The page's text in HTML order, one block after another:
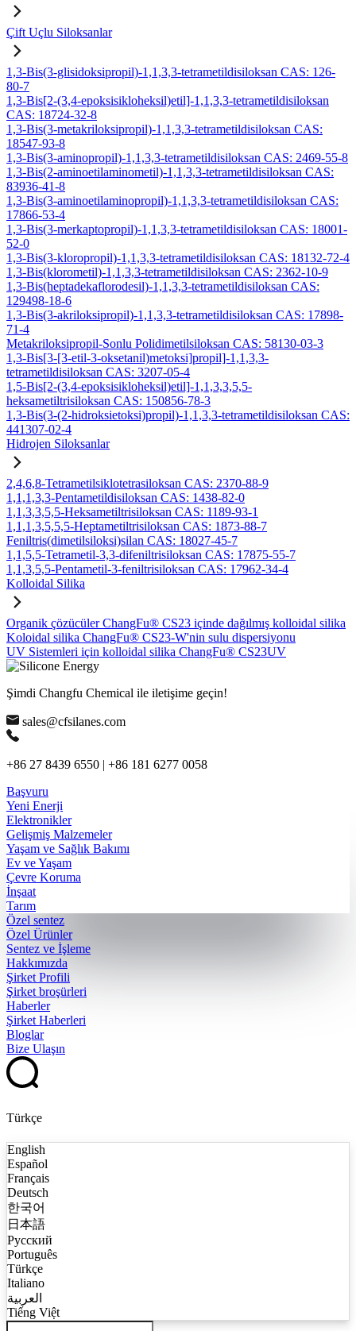
Çift Uçlu Siloksanlar
1,3-Bis(3-glisidoksipropil)-1,1,3,3-tetrametildisiloksan CAS: 126-
80-7
1,3-Bis[2-(3,4-epoksisikloheksil)etil]-1,1,3,3-tetrametildisiloksan
CAS: 18724-32-8
1,3-Bis(3-metakriloksipropil)-1,1,3,3-tetrametildisiloksan CAS:
18547-93-8
1,3-Bis(3-aminopropil)-1,1,3,3-tetrametildisiloksan CAS: 2469-55-8
1,3-Bis(2-aminoetilaminometil)-1,1,3,3-tetrametildisiloksan CAS:
83936-41-8
1,3-Bis(3-aminoetilaminopropil)-1,1,3,3-tetrametildisiloksan CAS:
17866-53-4
1,3-Bis(3-merkaptopropil)-1,1,3,3-tetrametildisiloksan CAS: 18001-
52-0
1,3-Bis(3-kloropropil)-1,1,3,3-tetrametildisiloksan CAS: 18132-72-4
1,3-Bis(klorometil)-1,1,3,3-tetrametildisiloksan CAS: 2362-10-9
1,3-Bis(heptadekaflorodesil)-1,1,3,3-tetrametildisiloksan CAS:
129498-18-6
1,3-Bis(3-akriloksipropil)-1,1,3,3-tetrametildisiloksan CAS: 17898-
71-4
Metakriloksipropil-Sonlu Polidimetilsiloksan CAS: 58130-03-3
1,3-Bis[3-[3-etil-3-oksetanil)metoksi]propil]-1,1,3,3-
tetrametildisiloksan CAS: 3207-05-4
1,5-Bis[2-(3,4-epoksisikloheksil)etil]-1,1,3,3,5,5-
heksametiltrisiloksan CAS: 150856-78-3
1,3-Bis(3-(2-hidroksietoksi)propil)-1,1,3,3-tetrametildisiloksan CAS:
441307-02-4
Hidrojen Siloksanlar
2,4,6,8-Tetrametilsiklotetrasiloksan CAS: 2370-88-9
1,1,1,3,3-Pentametildisiloksan CAS: 1438-82-0
1,1,3,3,5,5-Heksametiltrisiloksan CAS: 1189-93-1
1,1,1,3,5,5,5-Heptametiltrisiloksan CAS: 1873-88-7
Feniltris(dimetilsiloksi)silan CAS: 18027-45-7
1,1,5,5-Tetrametil-3,3-difeniltrisiloksan CAS: 17875-55-7
1,1,3,5,5-Pentametil-3-feniltrisiloksan CAS: 17962-34-4
Kolloidal Silika
Organik çözücüler ChangFu® CS23 içinde dağılmış kolloidal silika
Koloidal silika ChangFu® CS23-W'nin sulu dispersiyonu
UV Sistemleri için kolloidal silika ChangFu® CS23UV
Şimdi Changfu Chemical ile iletişime geçin!
sales@cfsilanes.com
+86 27 8439 6550 | +86 181 6277 0058
Başvuru
Yeni Enerji
Elektronikler
Gelişmiş Malzemeler
Yaşam ve Sağlık Bakımı
Ev ve Yaşam
Çevre Koruma
İnşaat
Tarım
Özel sentez
Özel Ürünler
Sentez ve İşleme
Hakkımızda
Şirket Profili
Şirket broşürleri
Haberler
Şirket Haberleri
Bloglar
Bize Ulaşın
Türkçe
English
Español
Français
Deutsch
한국어
日本語
Русский
Português
Türkçe
Italiano
العربية
Tiếng Việt